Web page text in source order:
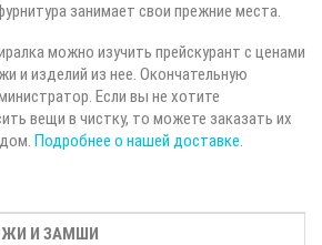
занимает свои прежние места.
можно изучить прейскурант с ценами
и изделий из нее. Окончательную
Если вы не хотите
вещи в чистку, то можете заказать их
Подробнее о нашей доставке.
И ЗАМШИ